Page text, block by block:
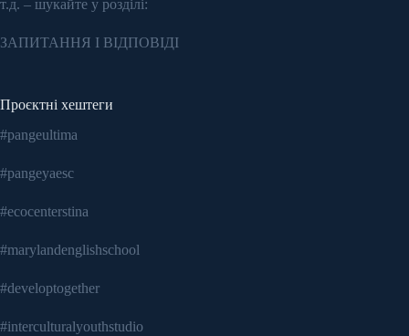
т.д. – шукайте у розділі:
ЗАПИТАННЯ І ВІДПОВІДІ
Проєктні хештеги
#pangeultima
#pangeyaesc
#ecocenterstina
#marylandenglishschool
#developtogether
#interculturalyouthstudio